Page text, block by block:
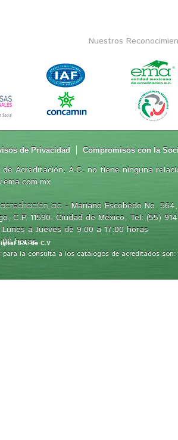
Nuestros
de Privacidad Compromisos con la
de Acreditación, A.C. no tiene ninguna
a.c. - Mariano Escobedo No.
C.P. 11590, Ciudad de México, Tel: (55)
a Jueves de 9:00 a 17:00 horas
horas
para la consulta a los catálogos de acreditados
S.A. de C.V